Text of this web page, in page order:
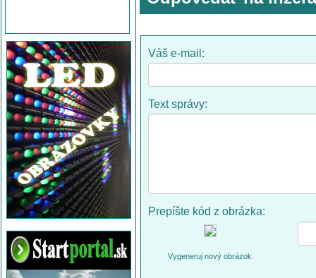
Váš e-mail:
Text správy:
Prepíšte kód z obrázka:
Vygeneruj nový obrázok